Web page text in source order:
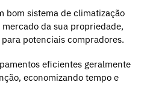
bom sistema de climatização
da sua propriedade,
potenciais compradores.
eficientes geralmente
economizando tempo e